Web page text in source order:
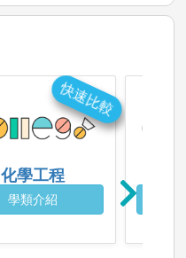
化學工程
學類介紹
快速比較